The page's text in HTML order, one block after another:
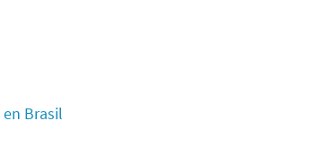
Brasil